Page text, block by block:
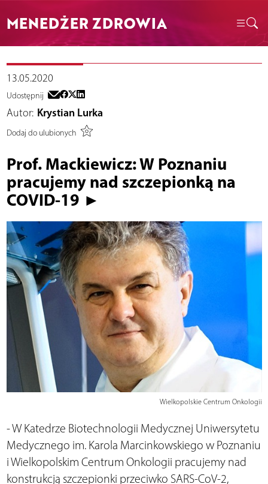
MENEDŻER ZDROWIA
13.05.2020
Udostępnij
Autor: Krystian Lurka
Dodaj do ulubionych
Prof. Mackiewicz: W Poznaniu
pracujemy nad szczepionką na
COVID-19 ►
Wielkopolskie Centrum Onkologii
- W Katedrze Biotechnologii Medycznej Uniwersytetu
Medycznego im. Karola Marcinkowskiego w Poznaniu
i Wielkopolskim Centrum Onkologii pracujemy nad
konstrukcją szczepionki przeciwko SARS-CoV-2,